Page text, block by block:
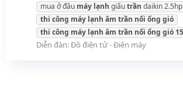
mua ở đâu máy lạnh giấutrần daikin 2.5hp
thi công máy lạnh âm trần nối ống gió
thi công máy lạnh âm trần nối ống gió
Diễn đàn:Đồ điện tử - Điện máy